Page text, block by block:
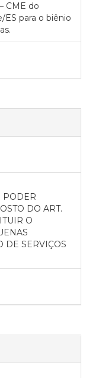
CME do
para o biênio
PODER
DO ART.
O
DE SERVIÇOS